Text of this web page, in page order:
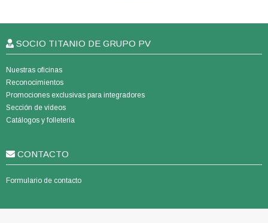
SOCIO TITANIO DE GRUPO PV
Nuestras oficinas
Reconocimientos
Promociones exclusivas para integradores
Sección de videos
Catálogos y folletería
CONTACTO
Formulario de contacto